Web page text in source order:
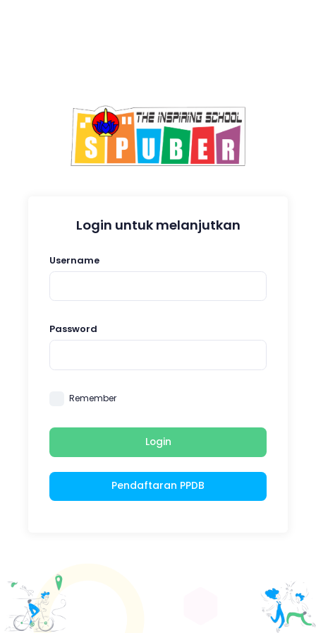
Login untuk melanjutkan
Username
Password
Remember
Login
Pendaftaran PPDB